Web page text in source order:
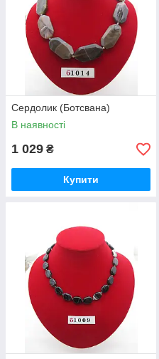
Сердолик (Ботсвана)
В наявності
1 029 ₴
Купити